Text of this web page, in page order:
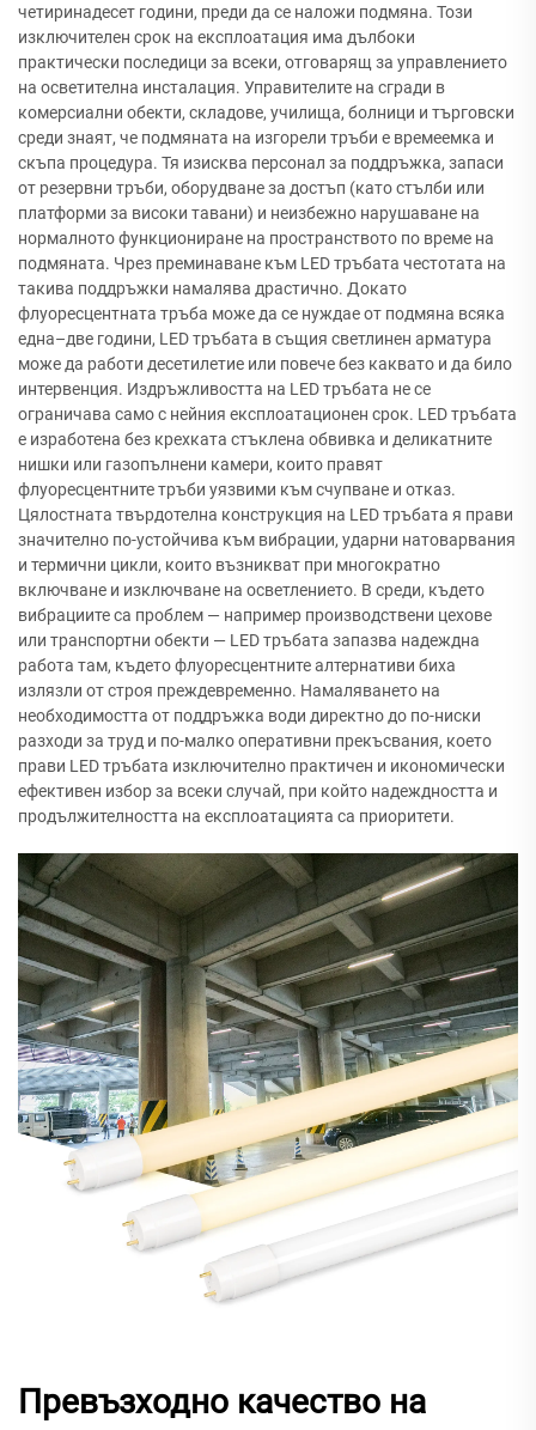
четиринадесет години, преди да се наложи подмяна. Този
изключителен срок на експлоатация има дълбоки
практически последици за всеки, отговарящ за управлението
на осветителна инсталация. Управителите на сгради в
комерсиални обекти, складове, училища, болници и търговски
среди знаят, че подмяната на изгорели тръби е времеемка и
скъпа процедура. Тя изисква персонал за поддръжка, запаси
от резервни тръби, оборудване за достъп (като стълби или
платформи за високи тавани) и неизбежно нарушаване на
нормалното функциониране на пространството по време на
подмяната. Чрез преминаване към LED тръбата честотата на
такива поддръжки намалява драстично. Докато
флуоресцентната тръба може да се нуждае от подмяна всяка
една–две години, LED тръбата в същия светлинен арматура
може да работи десетилетие или повече без каквато и да било
интервенция. Издръжливостта на LED тръбата не се
ограничава само с нейния експлоатационен срок. LED тръбата
е изработена без крехката стъклена обвивка и деликатните
нишки или газопълнени камери, които правят
флуоресцентните тръби уязвими към счупване и отказ.
Цялостната твърдотелна конструкция на LED тръбата я прави
значително по-устойчива към вибрации, ударни натоварвания
и термични цикли, които възникват при многократно
включване и изключване на осветлението. В среди, където
вибрациите са проблем — например производствени цехове
или транспортни обекти — LED тръбата запазва надеждна
работа там, където флуоресцентните алтернативи биха
излязли от строя преждевременно. Намаляването на
необходимостта от поддръжка води директно до по-ниски
разходи за труд и по-малко оперативни прекъсвания, което
прави LED тръбата изключително практичен и икономически
ефективен избор за всеки случай, при който надеждността и
продължителността на експлоатацията са приоритети.
Превъзходно качество на